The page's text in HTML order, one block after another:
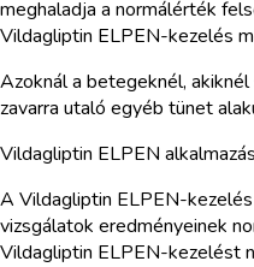
meghaladja a normálérték
Vildagliptin ELPEN-kezelés
Azoknál a betegeknél,
zavarra utaló egyéb tünet
Vildagliptin ELPEN
A Vildagliptin ELPEN-
vizsgálatok eredményeinek
Vildagliptin ELPEN-kezelést